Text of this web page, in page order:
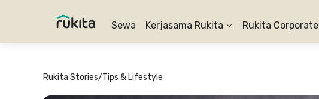
Sewa Kerjasama Rukita Rukita Corporate
Rukita Stories/Tips & Lifestyle